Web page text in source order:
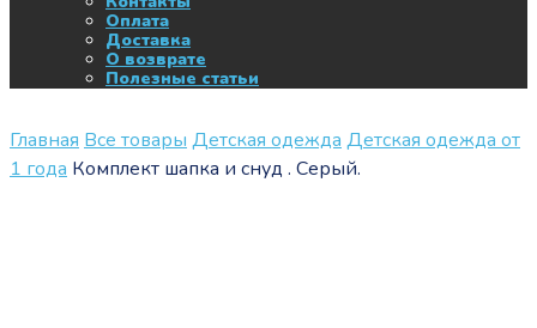
Оплата
Доставка
О возврате
Полезные статьи
Главная Все товары Детская одежда Детская одежда от
1 года Комплект шапка и снуд . Серый.